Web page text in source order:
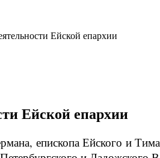
Ейской епархии
Ейской епархии
епископа Ейского и